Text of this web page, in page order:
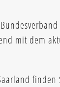
mit dem
finden